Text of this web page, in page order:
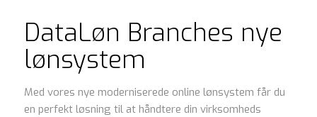
DataLøn Branches nye
lønsystem
Med vores nye moderniserede online lønsystem får du
en perfekt løsning til at håndtere din virksomheds